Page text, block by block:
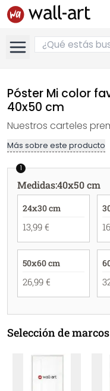
Póster Mi color
40x50 cm
Nuestros carteles
Más sobre este producto
1
Medidas:40x50 cm
24x30 cm
13,99 €
50x60 cm
26,99 €
Selección de marcos